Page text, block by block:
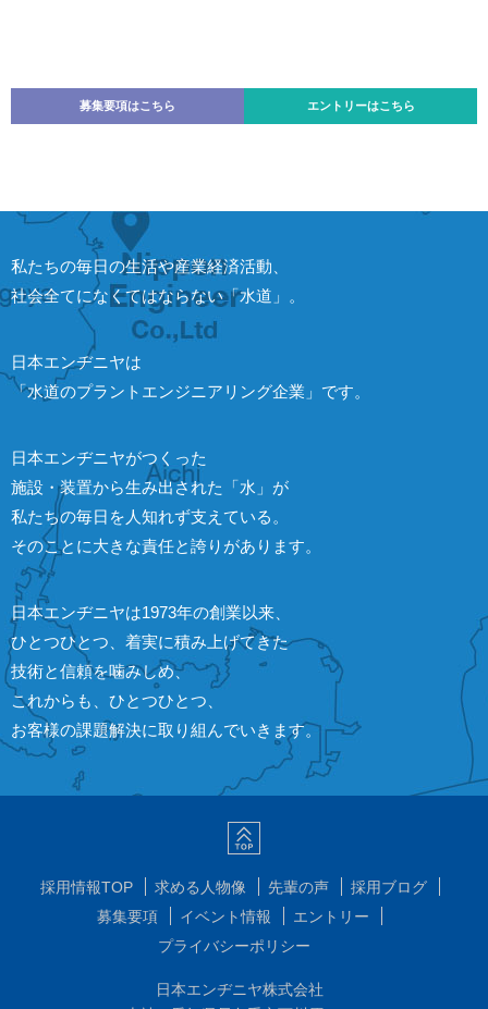
募集要項はこちら エントリーはこちら
私たちの毎日の生活や産業経済活動、
社会全てになくてはならない「水道」。
日本エンヂニヤは
「水道のプラントエンジニアリング企業」です。
日本エンヂニヤがつくった
施設・装置から生み出された「水」が
私たちの毎日を人知れず支えている。
そのことに大きな責任と誇りがあります。
日本エンヂニヤは1973年の創業以来、
ひとつひとつ、着実に積み上げてきた
技術と信頼を噛みしめ、
これからも、ひとつひとつ、
お客様の課題解決に取り組んでいきます。
採用情報TOP 求める人物像 先輩の声
採用ブログ
募集要項
イベント情報
エントリー
プライバシーポリシー
日本エンヂニヤ株式会社